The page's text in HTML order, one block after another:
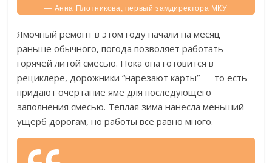
— Анна Плотникова, первый замдиректора МКУ
“УКС”.
Ямочный ремонт в этом году начали на месяц
раньше обычного, погода позволяет работать
горячей литой смесью. Пока она готовится в
рециклере, дорожники “нарезают карты” — то есть
придают очертание яме для последующего
заполнения смесью. Теплая зима нанесла меньший
ущерб дорогам, но работы всё равно много.